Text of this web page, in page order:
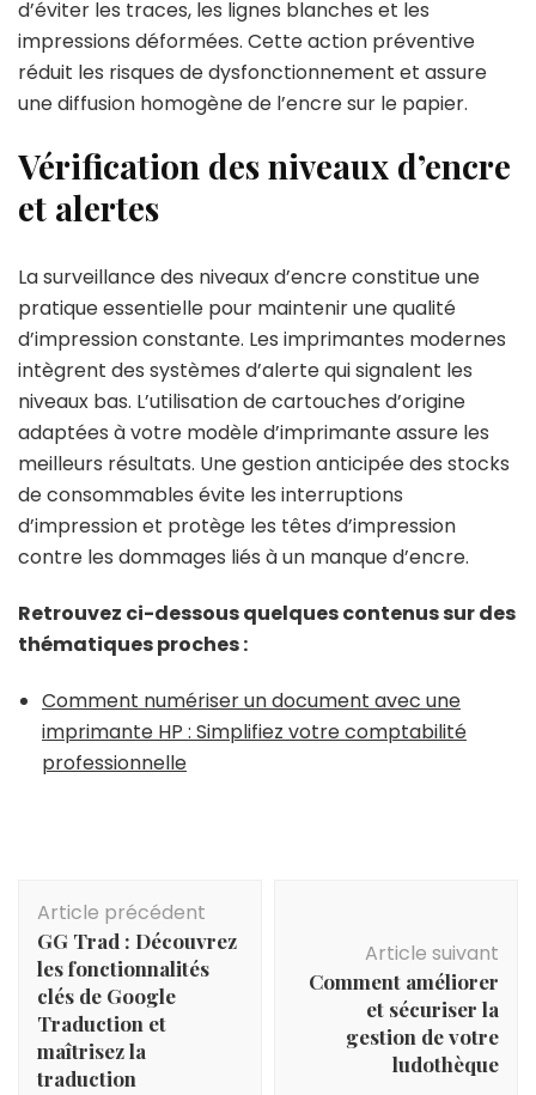
d’éviter les traces, les lignes blanches et les
impressions déformées. Cette action préventive
réduit les risques de dysfonctionnement et assure
une diffusion homogène de l’encre sur le papier.
Vérification des niveaux d’encre
et alertes
La surveillance des niveaux d’encre constitue une
pratique essentielle pour maintenir une qualité
d’impression constante. Les imprimantes modernes
intègrent des systèmes d’alerte qui signalent les
niveaux bas. L’utilisation de cartouches d’origine
adaptées à votre modèle d’imprimante assure les
meilleurs résultats. Une gestion anticipée des stocks
de consommables évite les interruptions
d’impression et protège les têtes d’impression
contre les dommages liés à un manque d’encre.
Retrouvez ci-dessous quelques contenus sur des
thématiques proches :
Comment numériser un document avec une
imprimante HP : Simplifiez votre comptabilité
professionnelle
d'article
Article précédent
GG Trad : Découvrez
les fonctionnalités
clés de Google
Traduction et
maîtrisez la
traduction
Article suivant
Comment améliorer
et sécuriser la
gestion de votre
ludothèque